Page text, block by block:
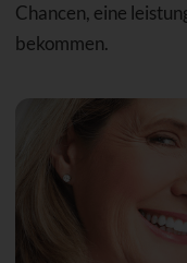
Chancen, eine
bekommen.